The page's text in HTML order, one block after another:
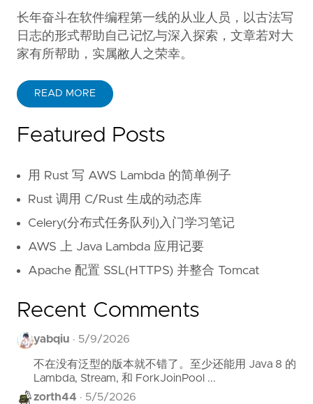
长年奋斗在软件编程第一线的从业人员，以古法写
日志的形式帮助自己记忆与深入探索，文章若对大
家有所帮助，实属敝人之荣幸。
READ MORE
Featured Posts
用 Rust 写 AWS Lambda 的简单例子
Rust 调用 C/Rust 生成的动态库
Celery(分布式任务队列)入门学习笔记
AWS 上 Java Lambda 应用记要
Apache 配置 SSL(HTTPS) 并整合 Tomcat
Recent Comments
yabqiu · 5/9/2026
不在没有泛型的版本就不错了。至少还能用 Java 8 的
Lambda, Stream, 和 ForkJoinPool ...
zorth44 · 5/5/2026